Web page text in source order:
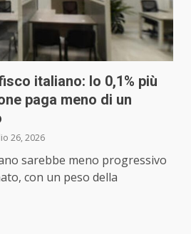
italiano: lo 0,1% più
paga meno di un
26, 2026
sarebbe meno progressivo
con un peso della